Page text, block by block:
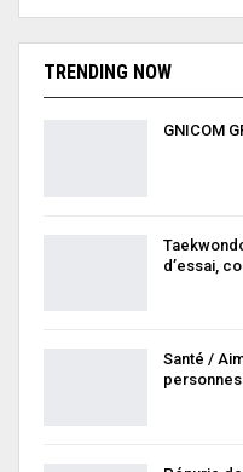
TRENDING NOW
GNICOM
d’essai,
Santé /